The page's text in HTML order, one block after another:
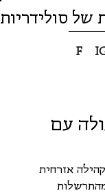
F
סולידריות
עם
בתור קהילה אזרחית